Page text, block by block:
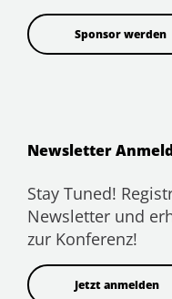
Sponsor werden
Newsletter
Stay Tuned!
Newsletter und
zur Konferenz!
Jetzt anmelden